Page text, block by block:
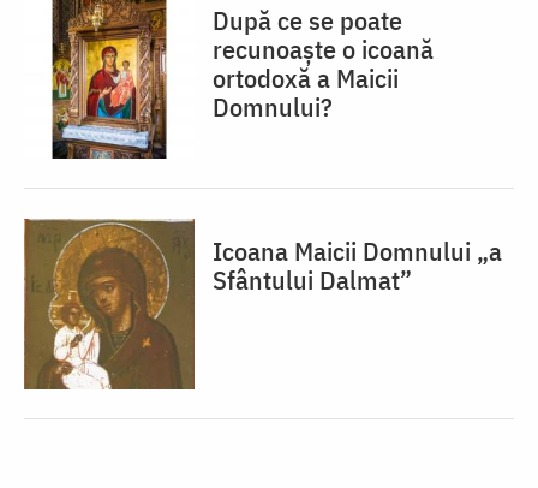
După ce se poate
recunoaște o icoană
ortodoxă a Maicii
Domnului?
Icoana Maicii Domnului „a
Sfântului Dalmat”